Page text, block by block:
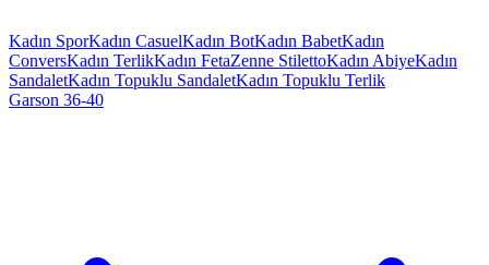
Kadın SporKadın CasuelKadın BotKadın BabetKadın
ConversKadın TerlikKadın FetaZenne StilettoKadın AbiyeKadın
SandaletKadın Topuklu SandaletKadın Topuklu Terlik
Garson 36-40